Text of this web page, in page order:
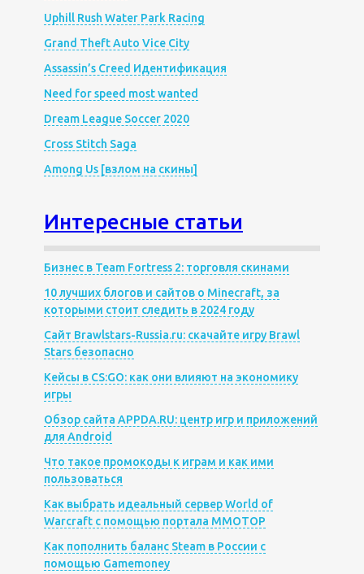
Uphill Rush Water Park Racing
Grand Theft Auto Vice City
Assassin’s Creed Идентификация
Need for speed most wanted
Dream League Soccer 2020
Cross Stitch Saga
Among Us [взлом на скины]
Интересные статьи
Бизнес в Team Fortress 2: торговля скинами
10 лучших блогов и сайтов о Minecraft, за
которыми стоит следить в 2024 году
Сайт Brawlstars-Russia.ru: скачайте игру Brawl
Stars безопасно
Кейсы в CS:GO: как они влияют на экономику
игры
Обзор сайта APPDA.RU: центр игр и приложений
для Android
Что такое промокоды к играм и как ими
пользоваться
Как выбрать идеальный сервер World of
Warcraft с помощью портала MMOTOP
Как пополнить баланс Steam в России с
помощью Gamemoney